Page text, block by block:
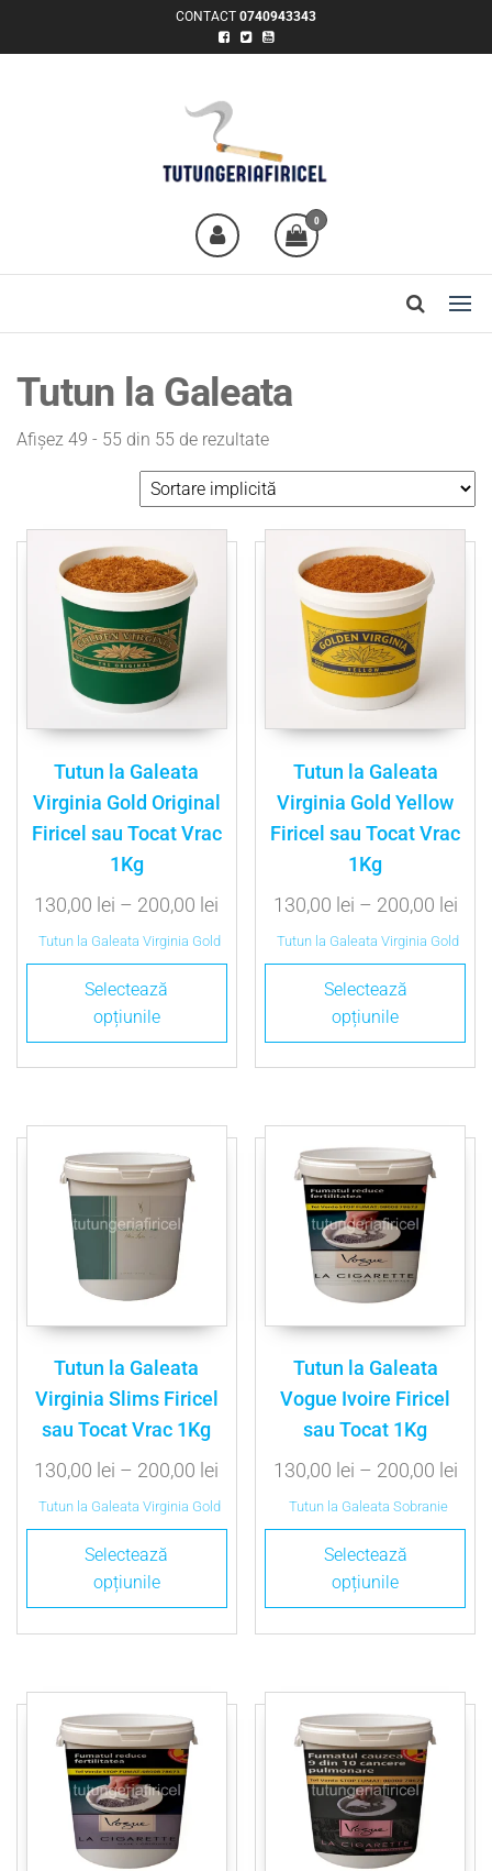
CONTACT 0740943343
TUTUNGERIA FIRICEL
pungă
0
Tutun la Galeata
Afișez 49 - 55 din 55 de rezultate
Tutun la Galeata
Virginia Gold Original
Firicel sau Tocat Vrac
1Kg
130,00 lei – 200,00 lei
Tutun la Galeata Virginia Gold
Selectează
opțiunile
Tutun la Galeata
Virginia Gold Yellow
Firicel sau Tocat Vrac
1Kg
130,00 lei – 200,00 lei
Tutun la Galeata Virginia Gold
Selectează
opțiunile
Tutun la Galeata
Virginia Slims Firicel
sau Tocat Vrac 1Kg
130,00 lei – 200,00 lei
Tutun la Galeata Virginia Gold
Selectează
opțiunile
Tutun la Galeata
Vogue Ivoire Firicel
sau Tocat 1Kg
130,00 lei – 200,00 lei
Tutun la Galeata Sobranie
Selectează
opțiunile